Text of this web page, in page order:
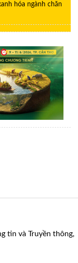
hóa ngành chăn
tin và Truyền thông,